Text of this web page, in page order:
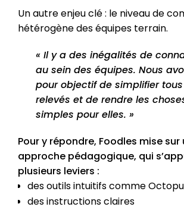
Un autre enjeu clé : le niveau de
hétérogène des équipes terrain.
« Il y a des inégalités de
au sein des équipes. Nous
pour objectif de simplifier
relevés et de rendre les
simples pour elles. »
Pour y répondre, Foodles mise sur
approche pédagogique, qui
plusieurs leviers :
des outils intuitifs comme
des instructions claires